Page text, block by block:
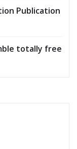
Publication
totally free